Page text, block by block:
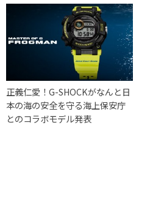
正義仁愛！G-SHOCKがなんと日
本の海の安全を守る海上保安庁
とのコラボモデル発表